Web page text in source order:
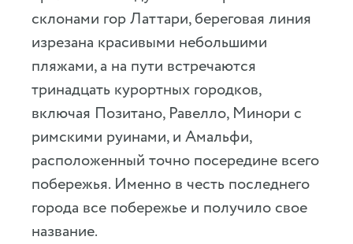
склонами гор Латтари, береговая линия
изрезана красивыми небольшими
пляжами, а на пути встречаются
тринадцать курортных городков,
включая Позитано, Равелло, Минори с
римскими руинами, и Амальфи,
расположенный точно посередине всего
побережья. Именно в честь последнего
города все побережье и получило свое
название.